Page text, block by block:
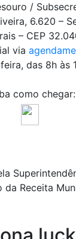
/
6.620 –
– CEP
via
das 8h às
como chegar:
da Receita